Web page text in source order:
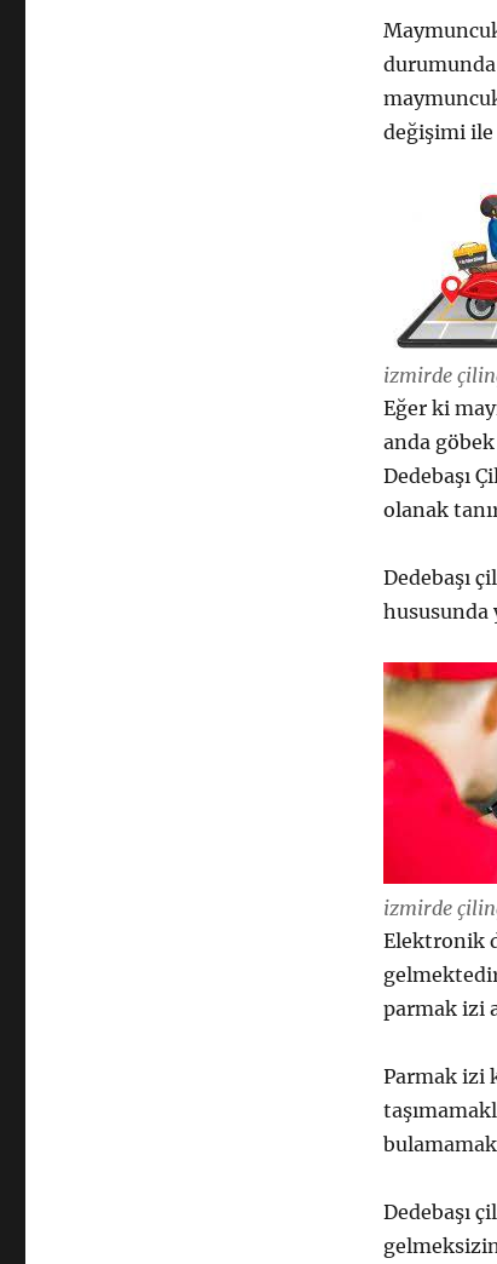
değişimi
izmirde
Eğer ki
anda
Dedebaşı
olanak
Dedebaşı
hususunda
izmirde
Elektronik
parmak izi
Parmak izi
Dedebaşı